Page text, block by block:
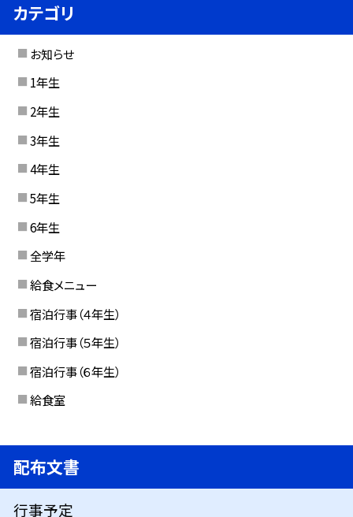
カテゴリ
お知らせ
1年生
2年生
3年生
4年生
5年生
6年生
全学年
給食メニュー
宿泊行事（４年生）
宿泊行事（５年生）
宿泊行事（６年生）
給食室
配布文書
行事予定